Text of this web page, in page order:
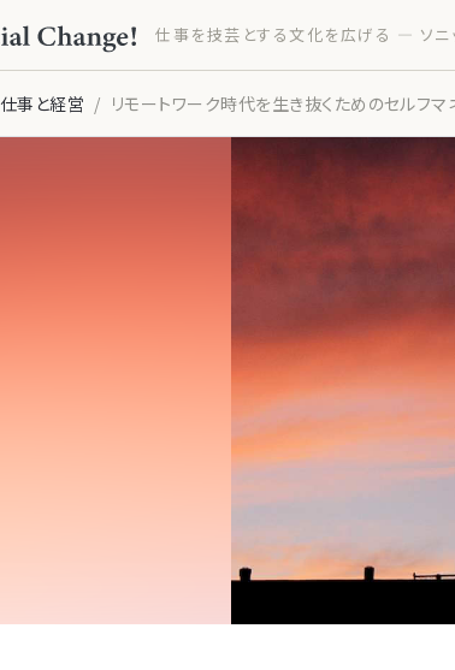
仕事を技芸とする文化を広げる — ソニ
仕事と経営 リモートワーク時代を生き抜くためのセルフマ